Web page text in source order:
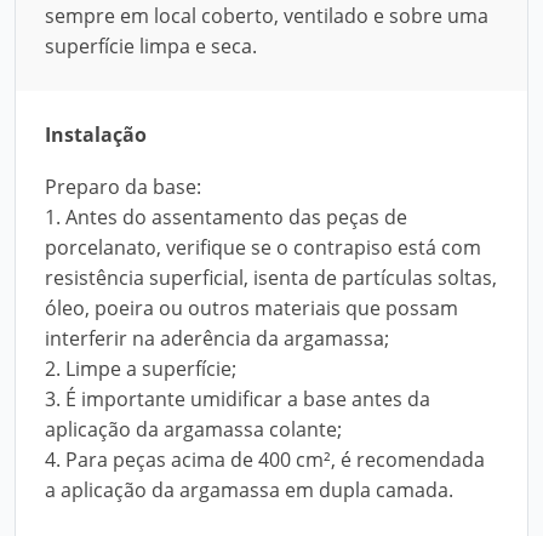
sempre em local coberto, ventilado e sobre uma
superfície limpa e seca.
Instalação
Preparo da base:
1. Antes do assentamento das peças de
porcelanato, verifique se o contrapiso está com
resistência superficial, isenta de partículas soltas,
óleo, poeira ou outros materiais que possam
interferir na aderência da argamassa;
2. Limpe a superfície;
3. É importante umidificar a base antes da
aplicação da argamassa colante;
4. Para peças acima de 400 cm², é recomendada
a aplicação da argamassa em dupla camada.